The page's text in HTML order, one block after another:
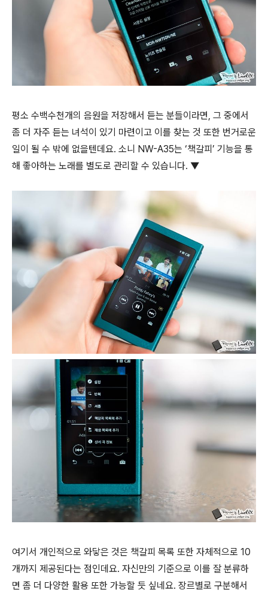
평소 수백수천개의 음원을 저장해서 듣는 분들이라면, 그 중에서
좀 더 자주 듣는 녀석이 있기 마련이고 이를 찾는 것 또한 번거로운
일이 될 수 밖에 없을텐데요. 소니 NW-A35는 ‘책갈피’ 기능을 통
해 좋아하는 노래를 별도로 관리할 수 있습니다. ▼
여기서 개인적으로 와닿은 것은 책갈피 목록 또한 자체적으로 10
개까지 제공된다는 점인데요. 자신만의 기준으로 이를 잘 분류하
면 좀 더 다양한 활용 또한 가능할 듯 싶네요. 장르별로 구분해서